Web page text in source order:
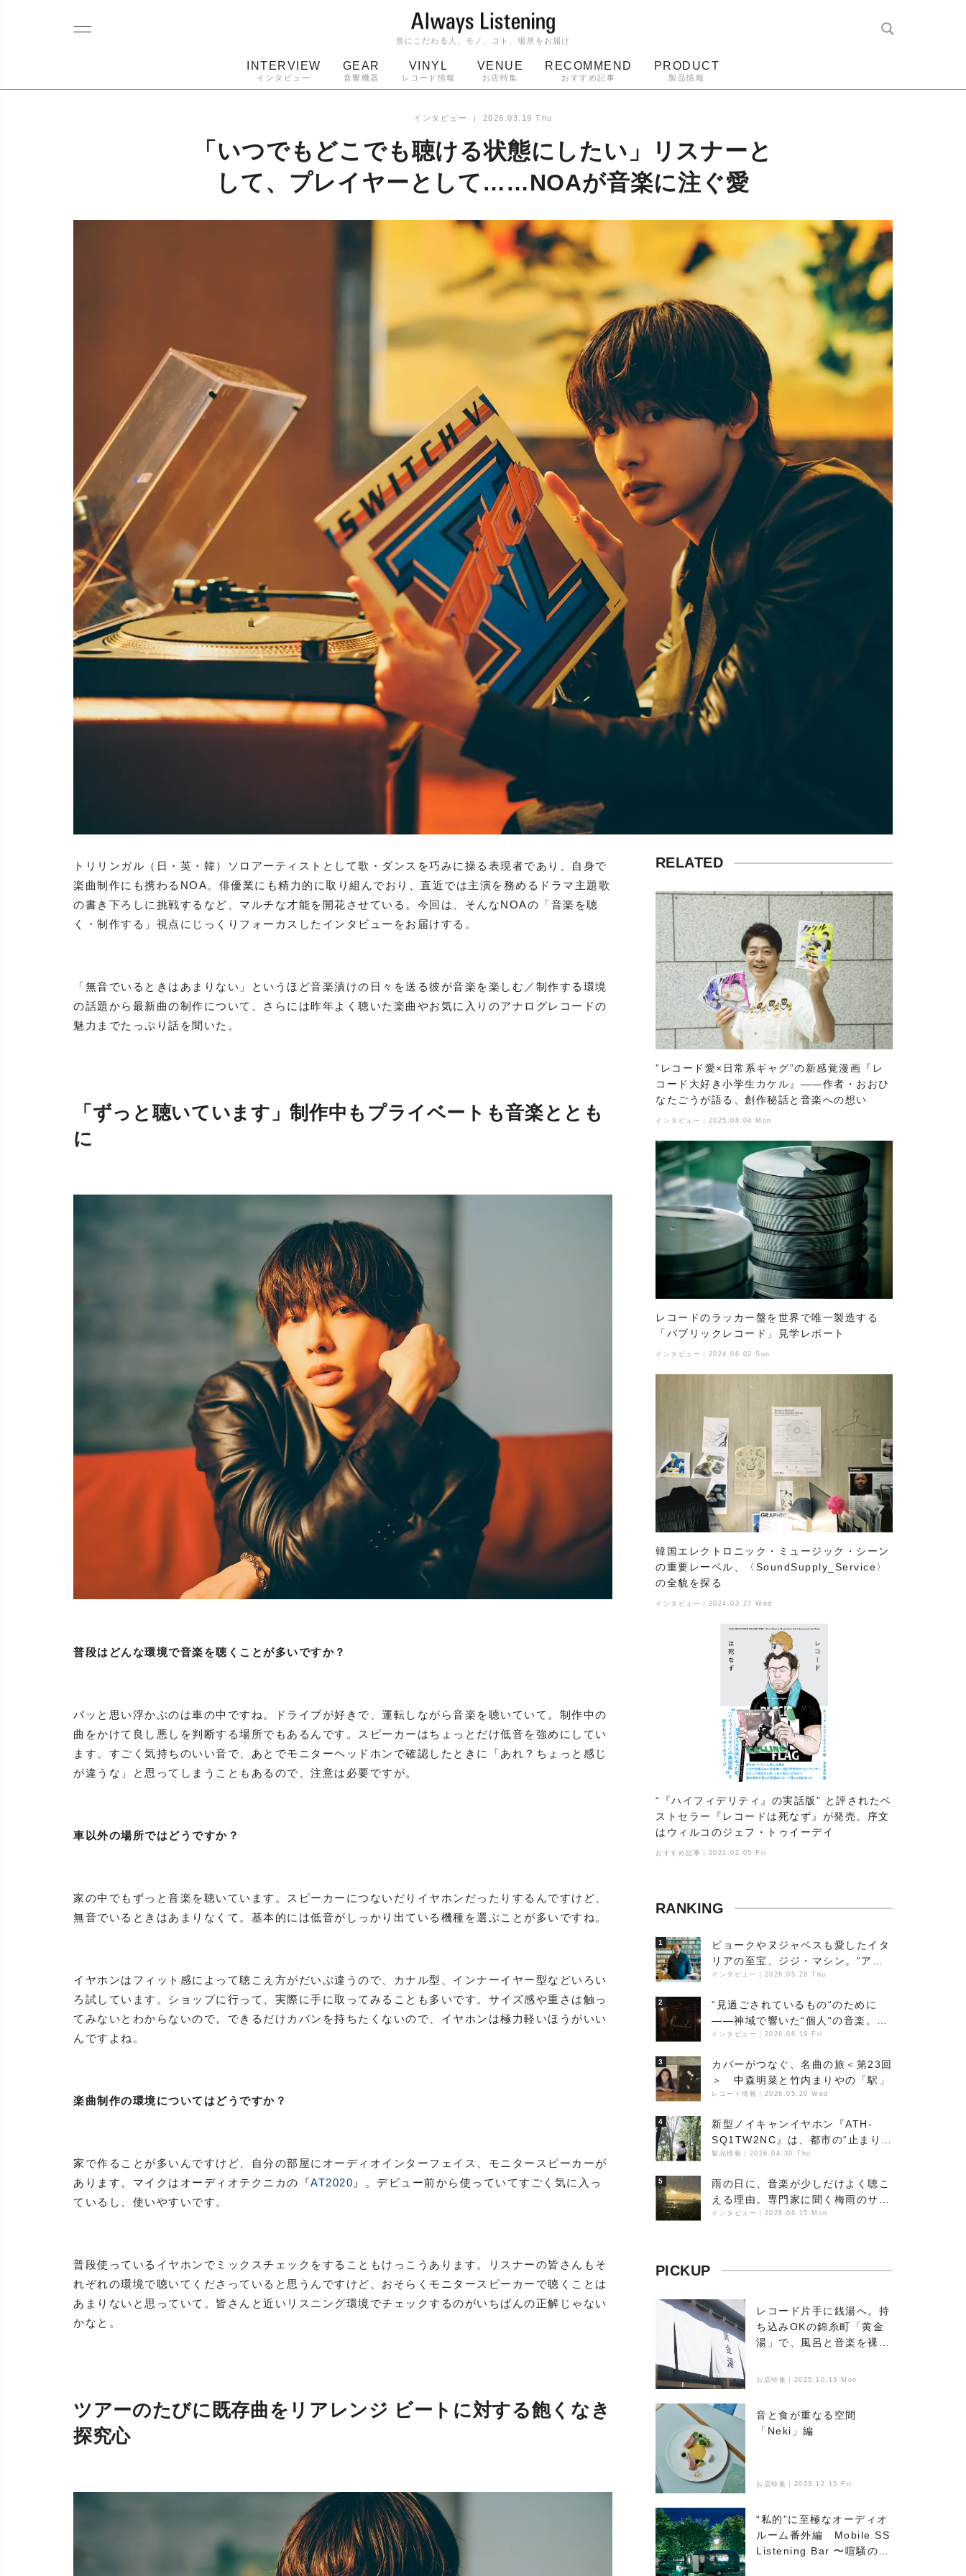
音にこだわる人、モノ、コト、場所をお届け
INTERVIEW
インタビュー
GEAR
音響機器
VINYL
レコード情報
VENUE
お店特集
RECOMMEND
おすすめ記事
PRODUCT
製品情報
ターンテーブル
インタビュー ｜ 2026.03.19 Thu
「いつでもどこでも聴ける状態にしたい」リスナーと
して、プレイヤーとして……NOAが音楽に注ぐ愛
トリリンガル（日・英・韓）ソロアーティストとして歌・ダンスを巧みに操る表現者であり、自身で
楽曲制作にも携わるNOA。俳優業にも精力的に取り組んでおり、直近では主演を務めるドラマ主題歌
の書き下ろしに挑戦するなど、マルチな才能を開花させている。今回は、そんなNOAの「音楽を聴
く・制作する」視点にじっくりフォーカスしたインタビューをお届けする。
「無音でいるときはあまりない」というほど音楽漬けの日々を送る彼が音楽を楽しむ／制作する環境
の話題から最新曲の制作について、さらには昨年よく聴いた楽曲やお気に入りのアナログレコードの
魅力までたっぷり話を聞いた。
「ずっと聴いています」制作中もプライベートも音楽ととも
に
普段はどんな環境で音楽を聴くことが多いですか？
パッと思い浮かぶのは車の中ですね。ドライブが好きで、運転しながら音楽を聴いていて。制作中の
曲をかけて良し悪しを判断する場所でもあるんです。スピーカーはちょっとだけ低音を強めにしてい
ます。すごく気持ちのいい音で、あとでモニターヘッドホンで確認したときに「あれ？ちょっと感じ
が違うな」と思ってしまうこともあるので、注意は必要ですが。
車以外の場所ではどうですか？
家の中でもずっと音楽を聴いています。スピーカーにつないだりイヤホンだったりするんですけど、
無音でいるときはあまりなくて。基本的には低音がしっかり出ている機種を選ぶことが多いですね。
イヤホンはフィット感によって聴こえ方がだいぶ違うので、カナル型、インナーイヤー型などいろい
ろ試しています。ショップに行って、実際に手に取ってみることも多いです。サイズ感や重さは触っ
てみないとわからないので。できるだけカバンを持ちたくないので、イヤホンは極力軽いほうがいい
んですよね。
楽曲制作の環境についてはどうですか？
家で作ることが多いんですけど、自分の部屋にオーディオインターフェイス、モニタースピーカーが
あります。マイクはオーディオテクニカの『AT2020 』。デビュー前から使っていてすごく気に入っ
ているし、使いやすいです。
普段使っているイヤホンでミックスチェックをすることもけっこうあります。リスナーの皆さんもそ
れぞれの環境で聴いてくださっていると思うんですけど、おそらくモニタースピーカーで聴くことは
あまりないと思っていて。皆さんと近いリスニング環境でチェックするのがいちばんの正解じゃない
かなと。
ツアーのたびに既存曲をリアレンジ ビートに対する飽くなき
探究心
RELATED
”レコード愛×日常系ギャグ”の新感覚漫画『レ
コード大好き小学生カケル』――作者・おおひ
なたごうが語る、創作秘話と音楽への想い
インタビュー｜2025.08.04 Mon
レコードのラッカー盤を世界で唯一製造する
「パブリックレコード」見学レポート
インタビュー｜2024.06.02 Sun
韓国エレクトロニック・ミュージック・シーン
の重要レーベル、〈SoundSupply_Service〉
の全貌を探る
インタビュー｜2024.03.27 Wed
“『ハイフィデリティ』の実話版” と評されたベ
ストセラー『レコードは死なず』が発売。序文
はウィルコのジェフ・トゥイーデイ
おすすめ記事｜2021.02.05 Fri
RANKING
1
ビョークやヌジャベスも愛したイタ
リアの至宝、ジジ・マシン。“アン
ビエントの巨匠”が明かす創作の原
景
インタビュー 2026.05.28 Thu
2
“見過ごされているもの“のために
――神域で響いた“個人“の音楽。冥
丁の『赤城 夜神楽』をレポート
インタビュー 2026.06.19 Fri
3
カバーがつなぐ、名曲の旅＜第23回
＞ 中森明菜と竹内まりやの「駅」
レコード情報 2026.05.20 Wed
4
新型ノイキャンイヤホン『ATH-
SQ1TW2NC』は、都市の“止まり
木”になり得るーシンガーソングラ
製品情報 2026.04.30 Thu
5
雨の日に、音楽が少しだけよく聴こ
える理由。専門家に聞く梅雨のサウ
ンドスケープ
インタビュー 2026.06.15 Mon
PICKUP
レコード片手に銭湯へ。持
ち込みOKの錦糸町「黄金
湯」で、風呂と音楽を裸で
お店特集｜2025.10.13 Mon
音と食が重なる空間
「Neki」編
お店特集｜2023.12.15 Fri
“私的”に至極なオーディオ
ルーム番外編 Mobile SS
Listening Bar 〜喧騒のな